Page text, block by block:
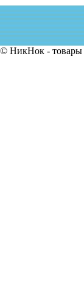
© НикНок - товары